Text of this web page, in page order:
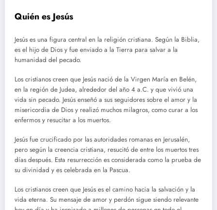
Quién es Jesús
Jesús es una figura central en la religión cristiana. Según la Biblia,
es el hijo de Dios y fue enviado a la Tierra para salvar a la
humanidad del pecado.
Los cristianos creen que Jesús nació de la Virgen María en Belén,
en la región de Judea, alrededor del año 4 a.C. y que vivió una
vida sin pecado. Jesús enseñó a sus seguidores sobre el amor y la
misericordia de Dios y realizó muchos milagros, como curar a los
enfermos y resucitar a los muertos.
Jesús fue crucificado por las autoridades romanas en Jerusalén,
pero según la creencia cristiana, resucitó de entre los muertos tres
días después. Esta resurrección es considerada como la prueba de
su divinidad y es celebrada en la Pascua.
Los cristianos creen que Jesús es el camino hacia la salvación y la
vida eterna. Su mensaje de amor y perdón sigue siendo relevante